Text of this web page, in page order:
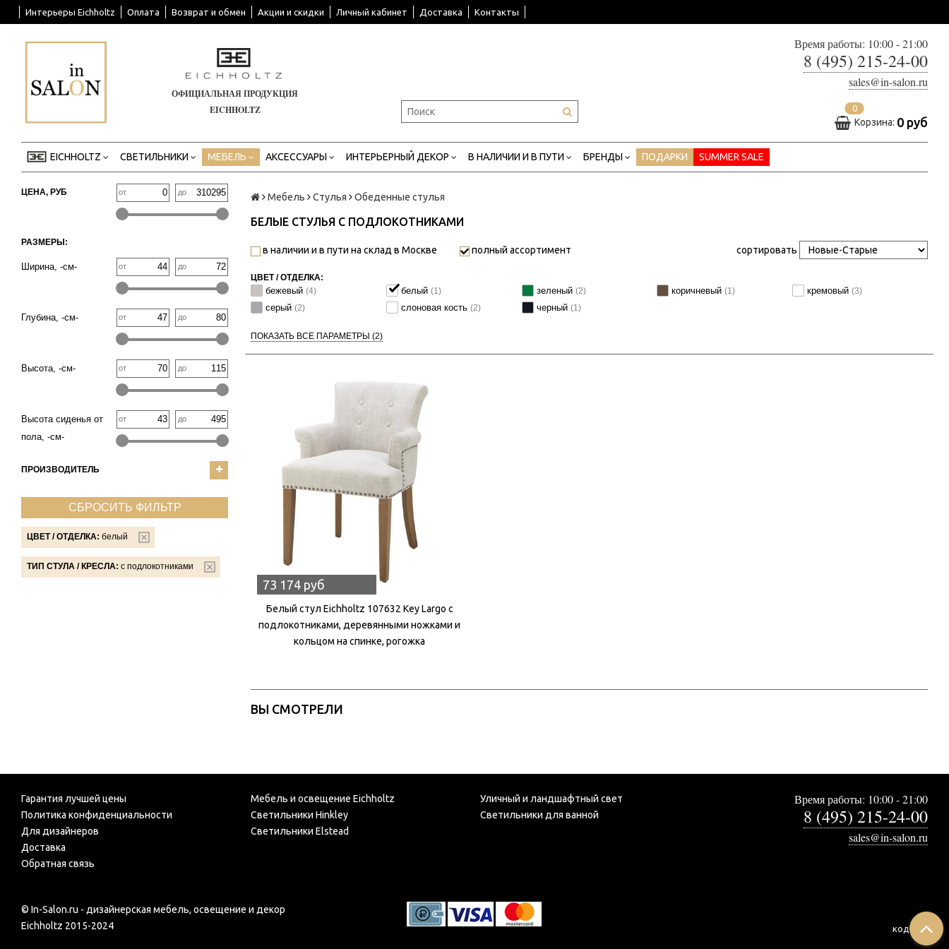
Интерьеры Eichholtz Оплата Возврат и обмен Акции и скидки Личный кабинет Доставка Контакты
ОФИЦИАЛЬНАЯ ПРОДУКЦИЯ
EICHHOLTZ
Время работы: 10:00 - 21:00
8 (495) 215-24-00
sales@in-salon.ru
0
Корзина: 0 руб
EICHHOLTZ СВЕТИЛЬНИКИ МЕБЕЛЬ АКСЕССУАРЫ ИНТЕРЬЕРНЫЙ ДЕКОР В НАЛИЧИИ И В ПУТИ БРЕНДЫ ПОДАРКИ SUMMER SALE
ЦЕНА, РУБ от до
РАЗМЕРЫ:
Ширина, -см- от до
Глубина, -см- от до
Высота, -см- от до
Высота сиденья от
пола, -см-
от до
ПРОИЗВОДИТЕЛЬ
СБРОСИТЬ ФИЛЬТР
ЦВЕТ / ОТДЕЛКА: белый
ТИП СТУЛА / КРЕСЛА: с подлокотниками
Мебель Стулья Обеденные стулья
БЕЛЫЕ СТУЛЬЯ С ПОДЛОКОТНИКАМИ
в наличии и в пути на склад в Москве полный ассортимент сортировать
ЦВЕТ / ОТДЕЛКА:
бежевый (4) белый (1) зеленый (2) коричневый(1) кремовый(3)
серый (2) слоновая кость (2) черный (1)
ПОКАЗАТЬ ВСЕ ПАРАМЕТРЫ (2)
73 174 руб
Белый стул Eichholtz 107632 Key Largo с
подлокотниками, деревянными ножками и
кольцом на спинке, рогожка
ВЫ СМОТРЕЛИ
Гарантия лучшей цены
Политика конфиденциальности
Для дизайнеров
Доставка
Обратная связь
Мебель и освещение Eichholtz
Светильники Hinkley
Светильники Elstead
Уличный и ландшафтный свет
Светильники для ванной
Время работы: 10:00 - 21:00
8 (495) 215-24-00
sales@in-salon.ru
© In-Salon.ru - дизайнерская мебель, освещение и декор
Eichholtz 2015-2024
код: 7316